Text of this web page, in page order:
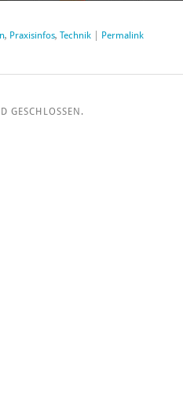
, Praxisinfos,Technik Permalink
GESCHLOSSEN.